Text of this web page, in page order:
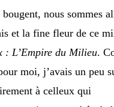
nous sommes
et la fine fleur de ce
: L’Empire du Milieu.
moi, j’avais un peu
à celleux qui